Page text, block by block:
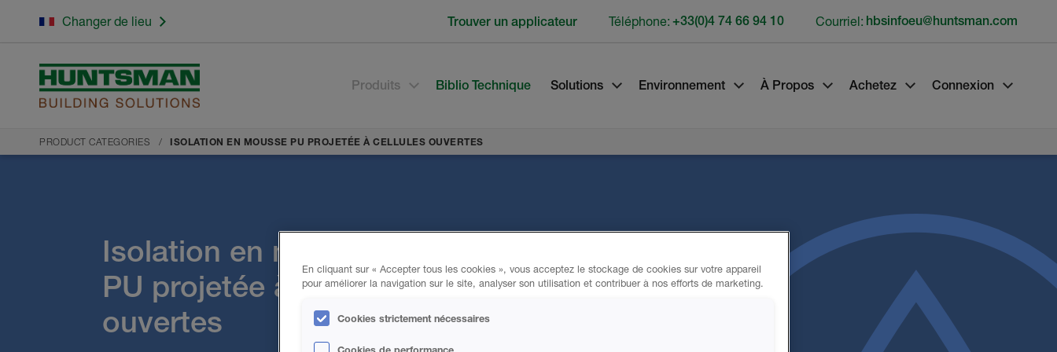
Produits Biblio Technique Solutions Environnement À Propos Achetez Connexion
PRODUCT CATEGORIES ISOLATION EN MOUSSE PU PROJETÉE À CELLULES OUVERTES
Isolation en mousse
PU projetée à cellules
ouvertes
Changer de lieu Trouver un applicateur Téléphone: +33(0)4 74 66 94 10 Courriel: hbsinfoeu@huntsman.com
En cliquant sur « Accepter tous les cookies », vous acceptez le stockage de cookies sur votre appareil
pour améliorer la navigation sur le site, analyser son utilisation et contribuer à nos efforts de marketing.
Cookies strictement nécessaires